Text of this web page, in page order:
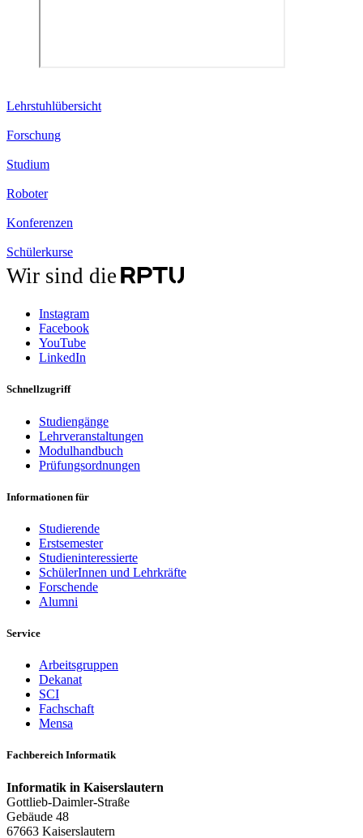
Lehrstuhlübersicht
Forschung
Studium
Roboter
Konferenzen
Schülerkurse
Wir sind die
Instagram
Facebook
YouTube
LinkedIn
Schnellzugriff
Studiengänge
Lehrveranstaltungen
Modulhandbuch
Prüfungsordnungen
Informationen für
Studierende
Erstsemester
Studieninteressierte
SchülerInnen und Lehrkräfte
Forschende
Alumni
Service
Arbeitsgruppen
Dekanat
SCI
Fachschaft
Mensa
Fachbereich Informatik
Informatik in Kaiserslautern
Gottlieb-Daimler-Straße
Gebäude 48
67663 Kaiserslautern